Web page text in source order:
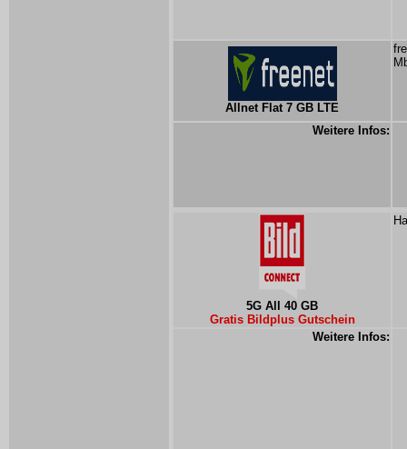
Allnet Flat 7 GB LTE
Weitere Infos:
5G All 40 GB
Gratis Bildplus Gutschein
Weitere Infos: